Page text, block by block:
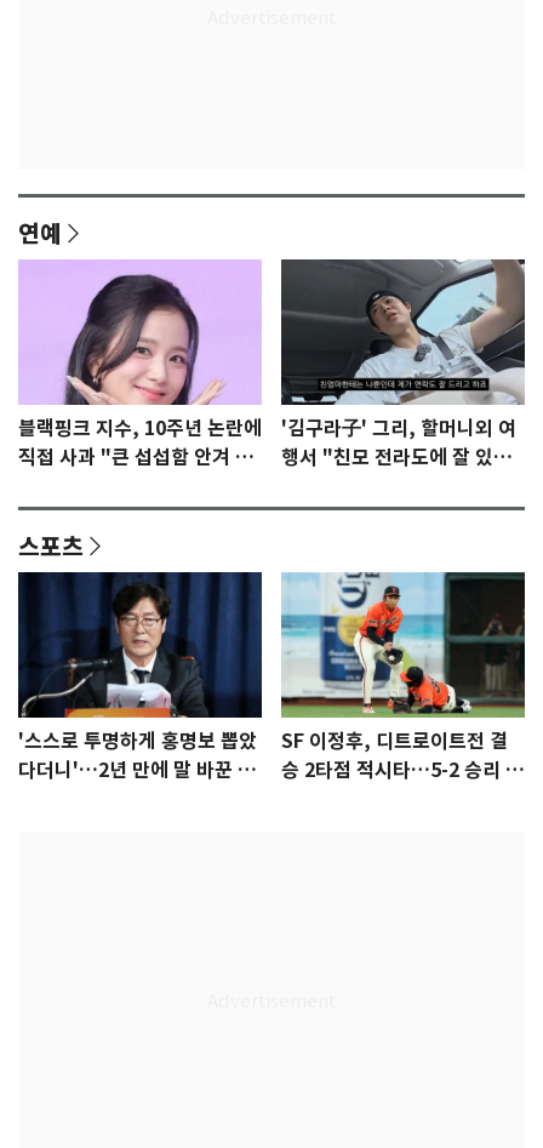
연예
블랙핑크 지수, 10주년 논란에
직접 사과 "큰 섭섭함 안겨 미
'김구라子' 그리, 할머니외 여
행서 "친모 전라도에 잘 있
스포츠
'스스로 투명하게 홍명보 뽑았
다더니'…2년 만에 말 바꾼 이
SF 이정후, 디트로이트전 결
승 2타점 적시타…5-2 승리 견